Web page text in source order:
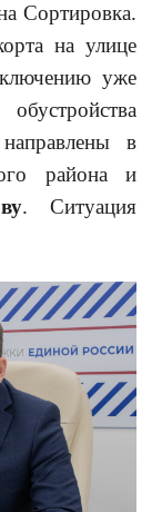
Сортиров­ка.
на улице
уже
в
района и
. Ситуация